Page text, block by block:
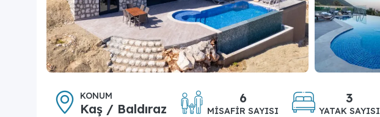
KONUM
Kaş / Baldıraz
6
MISAFIR SAYISI
3
YATAK SAYISI